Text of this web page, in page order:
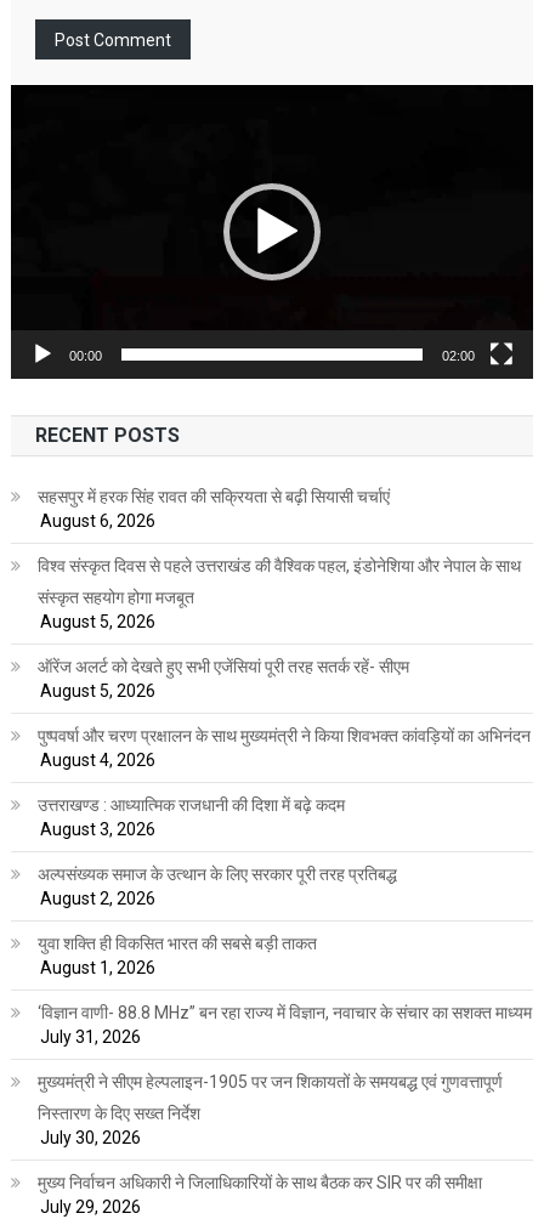
00:00 02:00
RECENT POSTS
सहसपुर में हरक सिंह रावत की सक्रियता से बढ़ी सियासी चर्चाएं
August 6, 2026
विश्व संस्कृत दिवस से पहले उत्तराखंड की वैश्विक पहल, इंडोनेशिया और नेपाल के साथ
संस्कृत सहयोग होगा मजबूत
August 5, 2026
ऑरेंज अलर्ट को देखते हुए सभी एजेंसियां पूरी तरह सतर्क रहें- सीएम
August 5, 2026
पुष्पवर्षा और चरण प्रक्षालन के साथ मुख्यमंत्री ने किया शिवभक्त कांवड़ियों का अभिनंदन
August 4, 2026
उत्तराखण्ड : आध्यात्मिक राजधानी की दिशा में बढ़े कदम
August 3, 2026
अल्पसंख्यक समाज के उत्थान के लिए सरकार पूरी तरह प्रतिबद्ध
August 2, 2026
युवा शक्ति ही विकसित भारत की सबसे बड़ी ताकत
August 1, 2026
‘विज्ञान वाणी- 88.8 MHz” बन रहा राज्य में विज्ञान, नवाचार के संचार का सशक्त माध्यम
July 31, 2026
मुख्यमंत्री ने सीएम हेल्पलाइन-1905 पर जन शिकायतों के समयबद्ध एवं गुणवत्तापूर्ण
निस्तारण के दिए सख्त निर्देश
July 30, 2026
मुख्य निर्वाचन अधिकारी ने जिलाधिकारियों के साथ बैठक कर SIR पर की समीक्षा
July 29, 2026